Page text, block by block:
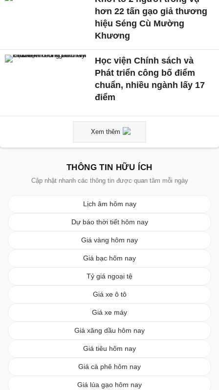
hơn 22 tấn gạo giả thương
hiệu Séng Cù Mường
Khương
Học viện Chính sách và
Phát triển công bố điểm
chuẩn, nhiều ngành lấy 17
điểm
Xem thêm
THÔNG TIN HỮU ÍCH
Cập nhật nhanh các thông tin được quan tâm mỗi ngày
Lịch âm hôm nay
Dự báo thời tiết hôm nay
Giá vàng hôm nay
Giá bạc hôm nay
Tỷ giá ngoại tệ
Giá xe ô tô
Giá xe máy
Giá xăng dầu hôm nay
Giá tiêu hôm nay
Giá cà phê hôm nay
Giá lúa gạo hôm nay